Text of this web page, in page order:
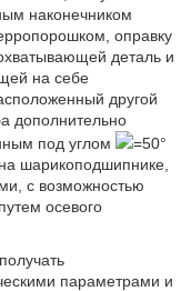
наконечником
оправку
деталь и
на себе
другой
дополнительно
под углом
=50°
шарикоподшипнике,
с возможностью
осевого
параметрами и